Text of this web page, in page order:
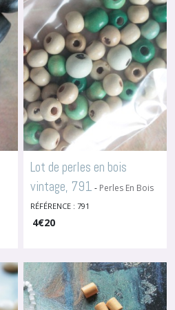
Lot de perles en bois
vintage, 791 - Perles En Bois
RÉFÉRENCE : 791
4€20